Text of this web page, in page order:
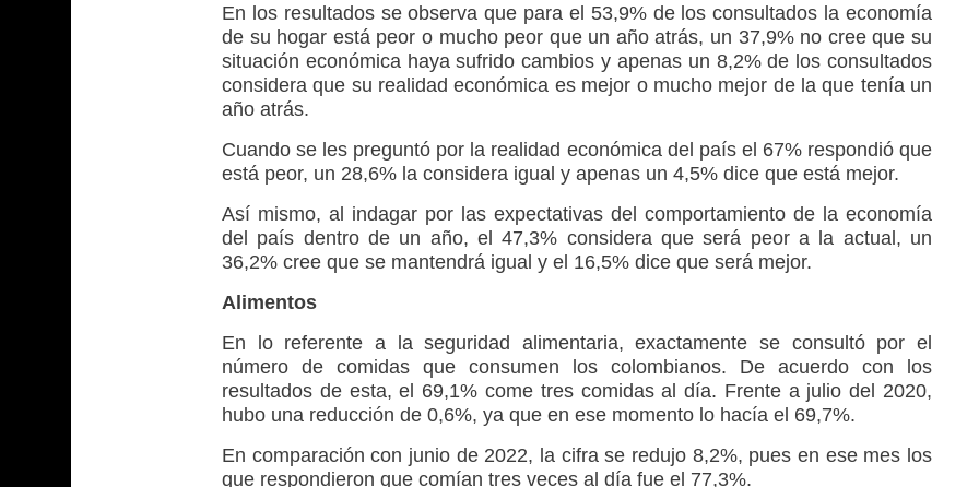
En los resultados se observa que para el 53,9% de los consultados la economía
de su hogar está peor o mucho peor que un año atrás, un 37,9% no cree que su
situación económica haya sufrido cambios y apenas un 8,2% de los consultados
considera que su realidad económica es mejor o mucho mejor de la que tenía un
año atrás.
Cuando se les preguntó por la realidad económica del país el 67% respondió que
está peor, un 28,6% la considera igual y apenas un 4,5% dice que está mejor.
Así mismo, al indagar por las expectativas del comportamiento de la economía
del país dentro de un año, el 47,3% considera que será peor a la actual, un
36,2% cree que se mantendrá igual y el 16,5% dice que será mejor.
Alimentos
En lo referente a la seguridad alimentaria, exactamente se consultó por el
número de comidas que consumen los colombianos. De acuerdo con los
resultados de esta, el 69,1% come tres comidas al día. Frente a julio del 2020,
hubo una reducción de 0,6%, ya que en ese momento lo hacía el 69,7%.
En comparación con junio de 2022, la cifra se redujo 8,2%, pues en ese mes los
que respondieron que comían tres veces al día fue el 77,3%.